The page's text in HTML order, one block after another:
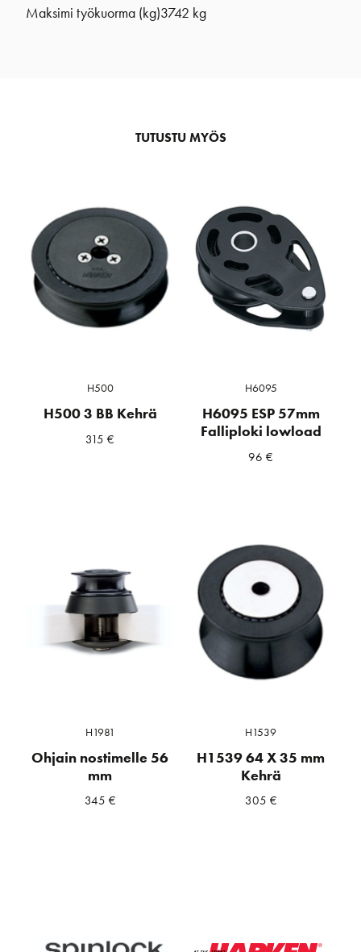
Maksimi työkuorma (kg)3742 kg
TUTUSTU MYÖS
H500
H500 3 BB Kehrä
315€
H6095
H6095 ESP 57mm
Falliploki lowload
96€
H1981
Ohjain nostimelle 56
mm
345 €
H1539
H1539 64 X 35 mm
Kehrä
305 €